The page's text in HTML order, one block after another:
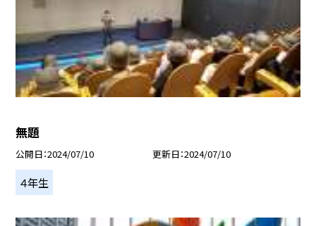
無題
公開日 2024/07/10 更新日 2024/07/10
４年生